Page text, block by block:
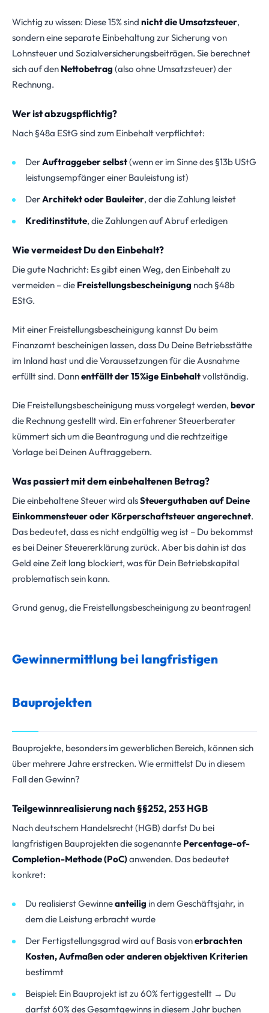
Wichtig zu wissen: Diese 15% sind nicht die Umsatzsteuer,
sondern eine separate Einbehaltung zur Sicherung von
Lohnsteuer und Sozialversicherungsbeiträgen. Sie berechnet
sich auf den Nettobetrag (also ohne Umsatzsteuer) der
Rechnung.
Wer ist abzugspflichtig?
Nach §48a EStG sind zum Einbehalt verpflichtet:
DerAuftraggeber selbst(wenn er im Sinne des §13b UStG
leistungsempfänger einer Bauleistung ist)
DerArchitekt oder Bauleiter, der die Zahlung leistet
Kreditinstitute, die Zahlungen auf Abruf erledigen
Wie vermeidest Du den Einbehalt?
Die gute Nachricht: Es gibt einen Weg, den Einbehalt zu
vermeiden – die Freistellungsbescheinigung nach §48b
EStG.
Mit einer Freistellungsbescheinigung kannst Du beim
Finanzamt bescheinigen lassen, dass Du Deine Betriebsstätte
im Inland hast und die Voraussetzungen für die Ausnahme
erfüllt sind. Dannentfällt der 15%ige Einbehaltvollständig.
Die Freistellungsbescheinigung muss vorgelegt werden,bevor
die Rechnung gestellt wird. Ein erfahrener Steuerberater
kümmert sich um die Beantragung und die rechtzeitige
Vorlage bei Deinen Auftraggebern.
Was passiert mit dem einbehaltenen Betrag?
Die einbehaltene Steuer wird alsSteuerguthaben auf Deine
Einkommensteuer oder Körperschaftsteuer angerechnet.
Das bedeutet, dass es nicht endgültig weg ist – Du bekommst
es bei Deiner Steuererklärung zurück. Aber bis dahin ist das
Geld eine Zeit lang blockiert, was für Dein Betriebskapital
problematisch sein kann.
Grund genug, die Freistellungsbescheinigung zu beantragen!
Gewinnermittlung bei langfristigen
Bauprojekten
Bauprojekte, besonders im gewerblichen Bereich, können sich
über mehrere Jahre erstrecken. Wie ermittelst Du in diesem
Fall den Gewinn?
Teilgewinnrealisierung nach §§252, 253 HGB
Nach deutschem Handelsrecht (HGB) darfst Du bei
langfristigen Bauprojekten die sogenannte Percentage-of-
Completion-Methode (PoC)anwenden. Das bedeutet
konkret:
Du realisierst Gewinneanteilig in dem Geschäftsjahr, in
dem die Leistung erbracht wurde
Der Fertigstellungsgrad wird auf Basis vonerbrachten
Kosten, Aufmaßen oder anderen objektiven Kriterien
bestimmt
Beispiel: Ein Bauprojekt ist zu 60% fertiggestellt → Du
darfst 60% des Gesamtgewinns in diesem Jahr buchen